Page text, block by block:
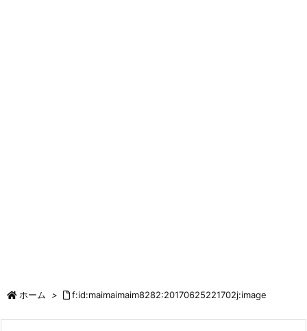
ホーム > f:id:maimaimaim8282:20170625221702j:image